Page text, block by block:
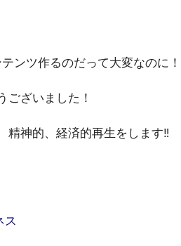
ンツ作るのだって大変なのに！
ございました！
精神的、経済的再生をします‼︎
ス